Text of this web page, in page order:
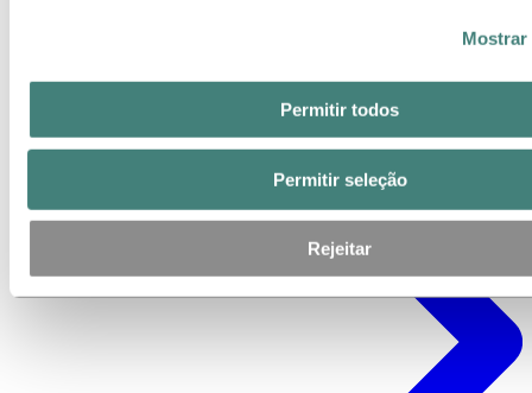
Mostrar
Permitir todos
Permitir seleção
Rejeitar